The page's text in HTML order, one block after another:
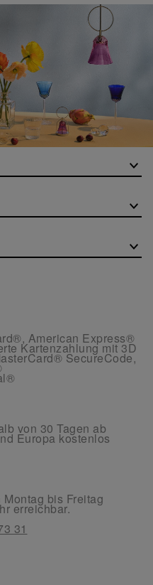
American Express®
Kartenzahlung mit 3D
SecureCode,
von 30 Tagen ab
Europa kostenlos
bis Freitag
erreichbar.
31